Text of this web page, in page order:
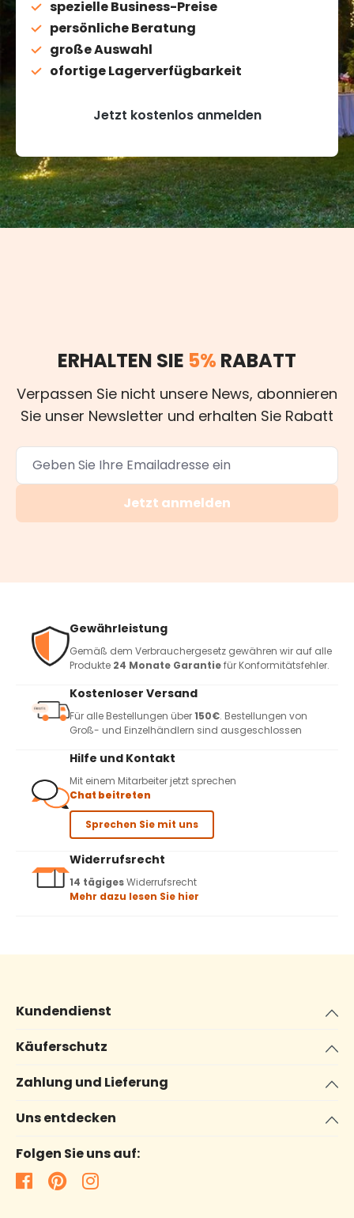
spezielle Business-Preise
persönliche Beratung
große Auswahl
ofortige Lagerverfügbarkeit
Jetzt kostenlos anmelden
ERHALTEN SIE 5% RABATT
Verpassen Sie nicht unsere News, abonnieren
Sie unser Newsletter und erhalten Sie Rabatt
Jetzt anmelden
Gewährleistung
Gemäß dem Verbrauchergesetz gewähren wir auf alle
Produkte 24 Monate Garantiefür Konformitätsfehler.
Kostenloser Versand
Für alle Bestellungen über150€. Bestellungen von
Groß- und Einzelhändlern sind ausgeschlossen
Hilfe und Kontakt
Mit einem Mitarbeiter jetzt sprechen
Chat beitreten
Sprechen Sie mit uns
Widerrufsrecht
14 tägigesWiderrufsrecht
Mehr dazu lesen Sie hier
Kundendienst
Käuferschutz
Zahlung und Lieferung
Uns entdecken
Folgen Sie uns auf: